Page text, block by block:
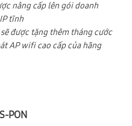
nâng cấp lên gói doanh
tĩnh
được tặng thêm tháng cước
AP wifi cao cấp của hãng
PON